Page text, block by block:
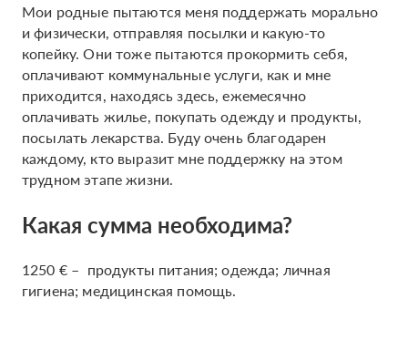
Мои родные пытаются меня поддержать морально
и физически, отправляя посылки и какую-то
копейку. Они тоже пытаются прокормить себя,
оплачивают коммунальные услуги, как и мне
приходится, находясь здесь, ежемесячно
оплачивать жилье, покупать одежду и продукты,
посылать лекарства. Буду очень благодарен
каждому, кто выразит мне поддержку на этом
трудном этапе жизни.
Какая сумма необходима?
1250 € – продукты питания; одежда; личная
гигиена; медицинская помощь.